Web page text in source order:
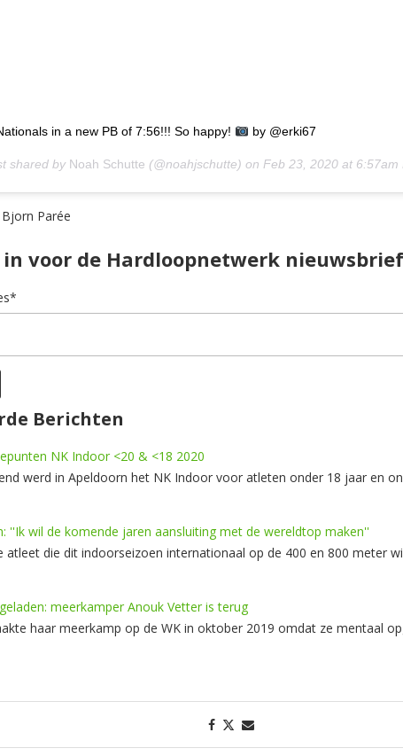
in a new PB of 7:56!!! So happy! by @erki67
shared by Noah Schutte (@noahjschutte) on Feb 23, 2020 at 6:57am
Parée
voor de Hardloopnetwerk
Berichten
NK Indoor <20 & <18 2020
werd in Apeldoorn het NK Indoor voor atleten onder 18 jaar en
''Ik wil de komende jaren aansluiting met de wereldtop maken''
atleet die dit indoorseizoen internationaal op de 400 en 800 meter
meerkamper Anouk Vetter is terug
haar meerkamp op de WK in oktober 2019 omdat ze mentaal